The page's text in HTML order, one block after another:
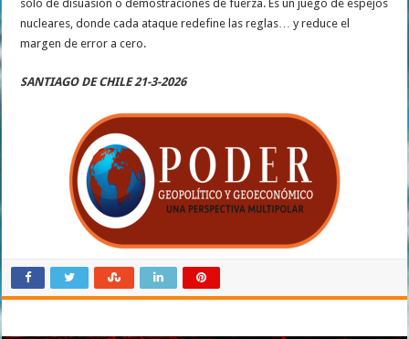
solo de disuasión o demostraciones de fuerza. Es un juego de espejos
nucleares, donde cada ataque redefine las reglas… y reduce el
margen de error a cero.
SANTIAGO DE CHILE 21-3-2026